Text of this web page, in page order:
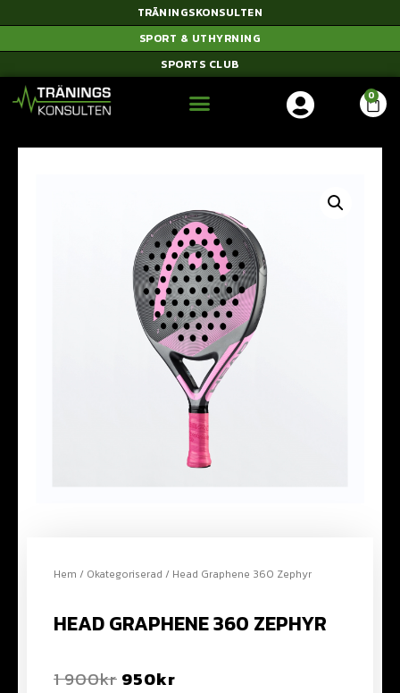
TRÄNINGSKONSULTEN
SPORT & UTHYRNING
SPORTS CLUB
Hem / Okategoriserad / Head Graphene 360 Zephyr
HEAD GRAPHENE 360 ZEPHYR
1 900kr 950kr